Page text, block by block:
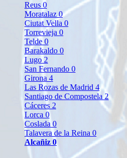
Reus 0
Moratalaz 0
Ciutat Vella 0
Torrevieja 0
Telde 0
Barakaldo 0
Lugo 2
San Fernando 0
Girona 4
Las Rozas de Madrid 4
Santiago de Compostela2
Cáceres 2
Lorca 0
Coslada 0
Talavera de la Reina 0
Alcañiz 0